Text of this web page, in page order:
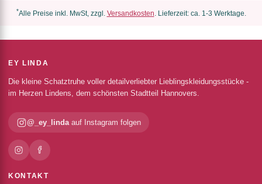
*Alle Preise inkl. MwSt, zzgl. Versandkosten. Lieferzeit: ca. 1-3 Werktage.
EY LINDA
Die kleine Schatztruhe voller detailverliebter Lieblingskleidungsstücke -
im Herzen Lindens, dem schönsten Stadtteil Hannovers.
@_ey_lindaauf Instagram folgen
KONTAKT